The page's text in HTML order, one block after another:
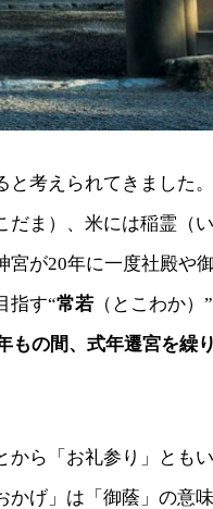
と考えられてきました
だま）、米には稲霊（
が20年に一度社殿や
指す“常若 （とこわか
もの間、式年遷宮を繰
ら「お礼参り」とも
げ」は「御蔭」の意